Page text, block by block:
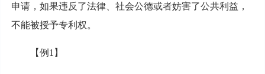
申请，如果违反了法律、社会公德或者妨害了公共利益，
不能被授予专利权。
【例1】